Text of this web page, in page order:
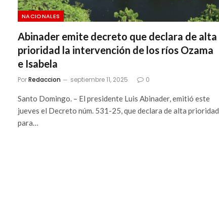
NACIONALES
Abinader emite decreto que declara de alta
prioridad la intervención de los ríos Ozama
e Isabela
PorRedaccion septiembre 11, 2025 0
Santo Domingo. – El presidente Luis Abinader, emitió este
jueves el Decreto núm. 531-25, que declara de alta prioridad
para…